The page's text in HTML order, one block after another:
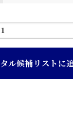
白
ラ
ル候補リストに